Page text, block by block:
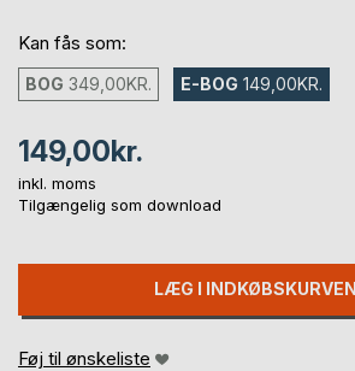
Kan fås som:
BOG 349,00KR. E-BOG 149,00KR.
149,00kr.
inkl. moms
Tilgængelig som download
LÆG I INDKØBSKURVEN
Føj til ønskeliste